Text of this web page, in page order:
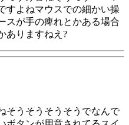
すよねマウスでの細かい操
スが手の痺れとかある場合
ありますねえ?
そうそうそうそうでなんで